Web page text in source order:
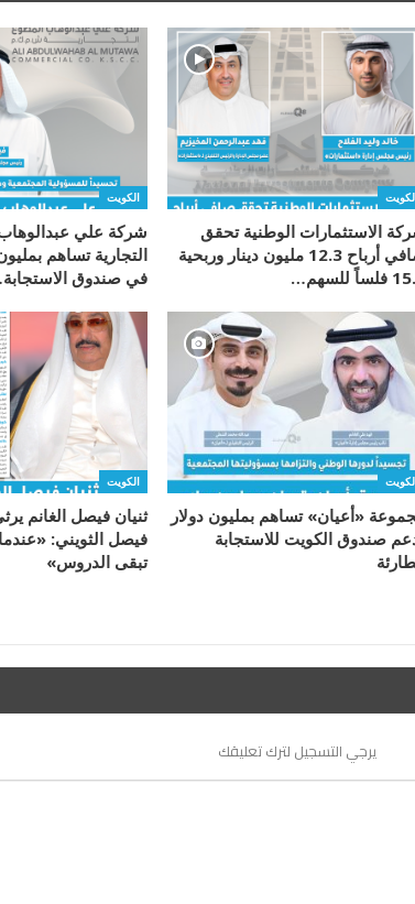
الاستثمارات الوطنية تحقق
صافي أرباح 12.3 مليون دينار وربحية
للسهم…
الكويت
شركة علي
التجارية تساهم
في صندوق
«أعيان» تساهم بمليون دولار
صندوق الكويت للاستجابة
الكويت
ثنيان فيصل الغانم
فيصل الثويني:
تبقى الدروس»
يرجي التسجيل لترك تعليقك